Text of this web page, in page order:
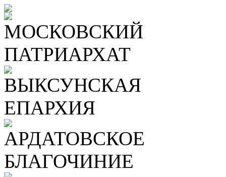
МОСКОВСКИЙ
ПАТРИАРХАТ
ВЫКСУНСКАЯ
ЕПАРХИЯ
АРДАТОВСКОЕ
БЛАГОЧИНИЕ